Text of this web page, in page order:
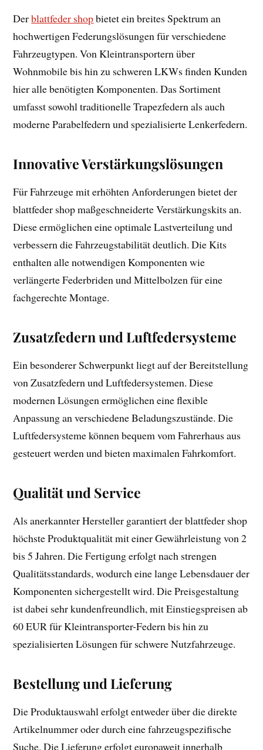
Derblattfeder shopbietet ein breites Spektrum an
hochwertigen Federungslösungen für verschiedene
Fahrzeugtypen. Von Kleintransportern über
Wohnmobile bis hin zu schweren LKWs finden Kunden
hier alle benötigten Komponenten. Das Sortiment
umfasst sowohl traditionelle Trapezfedern als auch
moderne Parabelfedern und spezialisierte Lenkerfedern.
Innovative Verstärkungslösungen
Für Fahrzeuge mit erhöhten Anforderungen bietet der
blattfeder shop maßgeschneiderte Verstärkungskits an.
Diese ermöglichen eine optimale Lastverteilung und
verbessern die Fahrzeugstabilität deutlich. Die Kits
enthalten alle notwendigen Komponenten wie
verlängerte Federbriden und Mittelbolzen für eine
fachgerechte Montage.
Zusatzfedern und Luftfedersysteme
Ein besonderer Schwerpunkt liegt auf der Bereitstellung
von Zusatzfedern und Luftfedersystemen. Diese
modernen Lösungen ermöglichen eine flexible
Anpassung an verschiedene Beladungszustände. Die
Luftfedersysteme können bequem vom Fahrerhaus aus
gesteuert werden und bieten maximalen Fahrkomfort.
Qualität und Service
Als anerkannter Hersteller garantiert der blattfeder shop
höchste Produktqualität mit einer Gewährleistung von 2
bis 5 Jahren. Die Fertigung erfolgt nach strengen
Qualitätsstandards, wodurch eine lange Lebensdauer der
Komponenten sichergestellt wird. Die Preisgestaltung
ist dabei sehr kundenfreundlich, mit Einstiegspreisen ab
60 EUR für Kleintransporter-Federn bis hin zu
spezialisierten Lösungen für schwere Nutzfahrzeuge.
Bestellung und Lieferung
Die Produktauswahl erfolgt entweder über die direkte
Artikelnummer oder durch eine fahrzeugspezifische
Suche. Die Lieferung erfolgt europaweit innerhalb